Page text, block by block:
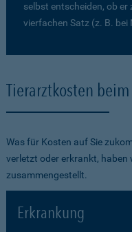
selbst entscheiden, ob
vierfachen Satz (z. B.
Tierarztkosten
Was für Kosten auf Sie
verletzt oder erkrankt, haben
zusammengestellt.
Erkrankung